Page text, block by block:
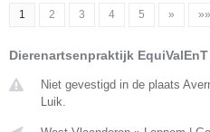
1 2 3 4 5 » »»
Dierenartsenpraktijk EquiValEnT
Niet gevestigd in de plaats
Luik.